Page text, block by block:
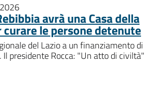
avrà una Casa della
le persone detenute
del Lazio a un finanziamento di
presidente Rocca: "Un atto di civiltà"